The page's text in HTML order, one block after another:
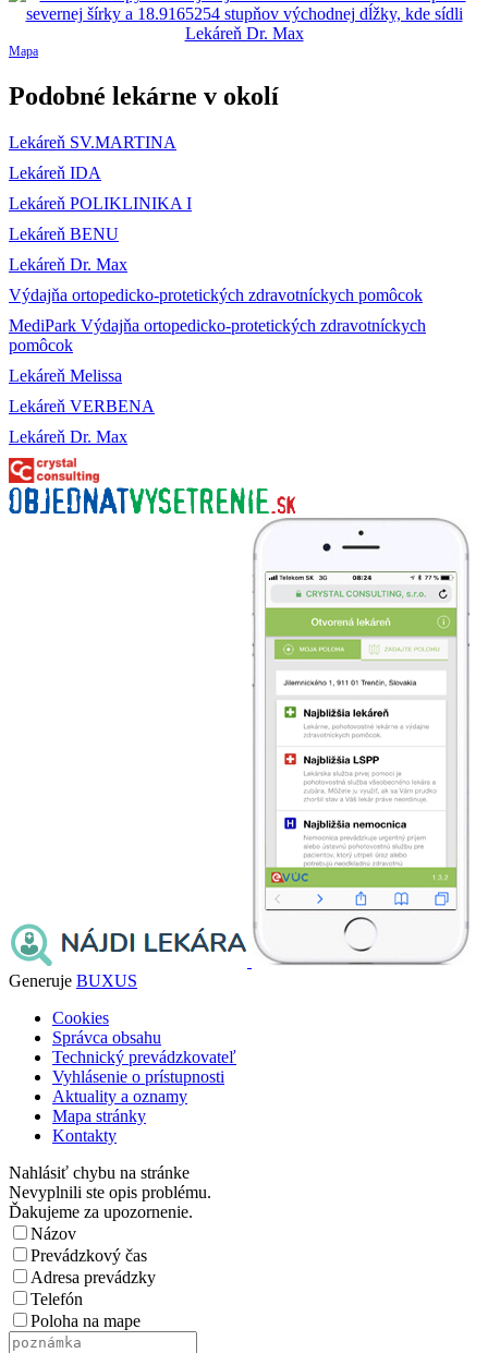
Mapa
Podobné lekárne v okolí
Lekáreň SV.MARTINA
Lekáreň IDA
Lekáreň POLIKLINIKA I
Lekáreň BENU
Lekáreň Dr. Max
Výdajňa ortopedicko-protetických zdravotníckych pomôcok
MediPark Výdajňa ortopedicko-protetických zdravotníckych
pomôcok
Lekáreň Melissa
Lekáreň VERBENA
Lekáreň Dr. Max
Generuje BUXUS
Cookies
Správca obsahu
Technický prevádzkovateľ
Vyhlásenie o prístupnosti
Aktuality a oznamy
Mapa stránky
Kontakty
Nahlásiť chybu na stránke
Nevyplnili ste opis problému.
Ďakujeme za upozornenie.
Názov
Prevádzkový čas
Adresa prevádzky
Telefón
Poloha na mape